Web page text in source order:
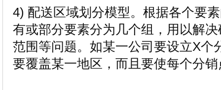
4) 配送区域划分模型。根据各个要
有或部分要素分为几个组，用以解
范围等问题。如某一公司要设立X个
要覆盖某一地区，而且要使每个分